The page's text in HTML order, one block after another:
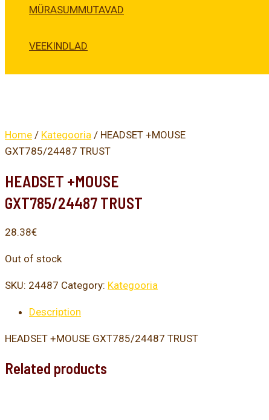
MÜRASUMMUTAVAD
VEEKINDLAD
Home / Kategooria / HEADSET +MOUSE
GXT785/24487 TRUST
HEADSET +MOUSE
GXT785/24487 TRUST
28.38€
Out of stock
SKU: 24487 Category: Kategooria
Description
HEADSET +MOUSE GXT785/24487 TRUST
Related products